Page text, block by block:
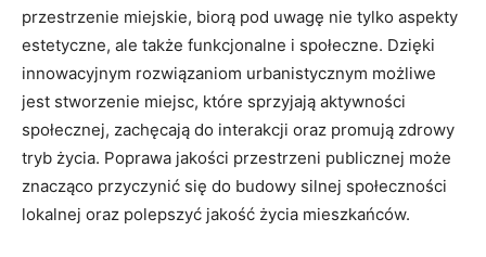
przestrzenie miejskie, biorą ⁣pod ⁢uwagę nie tylko‌ aspekty
estetyczne, ale także⁤ funkcjonalne‍ i społeczne. Dzięki
innowacyjnym rozwiązaniom‍ urbanistycznym możliwe‌
jest ‌stworzenie ​miejsc, ‍które sprzyjają aktywności
społecznej, zachęcają ‍do​ interakcji oraz promują ​zdrowy
tryb życia. ‍Poprawa‌ jakości przestrzeni publicznej ‍może ​
znacząco⁣ przyczynić się do budowy silnej społeczności
lokalnej⁤ oraz polepszyć jakość życia mieszkańców.